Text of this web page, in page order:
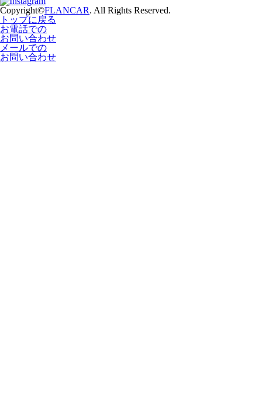
Copyright©FLANCAR. All Rights Reserved.
トップに戻る
お電話での
お問い合わせ
メールでの
お問い合わせ